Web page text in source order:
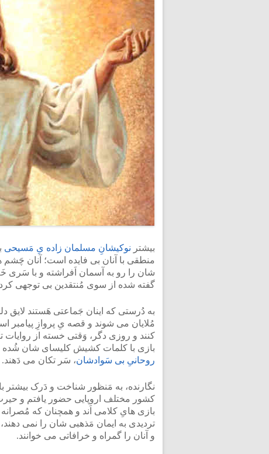
بیشتر نوکیشانِ مسلمان زاده یِ مَسیحی
منطقی با آنان بی فایده است؛ آنان
شان را رو به آسمان اَفراشته و با
گفته شده از سوی مُنتقدین بی توجهی
به دُرستی که اینان جَماعتی هَستند
مُلایان می شوند و قصه یِ پروازِ پیامبر
کنند و روزی دگر، وَقتی خسته از
بازی با کلمات کشیش کلیسای شان شُده
روحانیِ بی سَوادشان، سَر تکان می دَهند.
نگارنده، به مَنظور شناخت و دَرک بیشتر
کشور مختلف اروپایی حضور یافتم و
بازی هایِ کلامی اَند و همچنان که
تردیدی به ایمان مَذهبی شان را نمی
و آنان را گمراه و خرافاتی می خوانند.